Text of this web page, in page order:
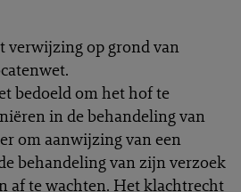
verwijzing op grond van
bedoeld om het hof te
in de behandeling van
om aanwijzing van een
behandeling van zijn verzoek
af te wachten. Het klachtrecht